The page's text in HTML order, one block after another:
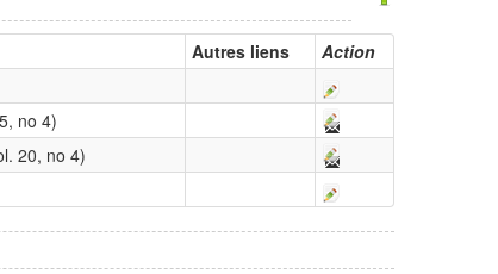
Autres liens
Action
no 4)
20, no 4)